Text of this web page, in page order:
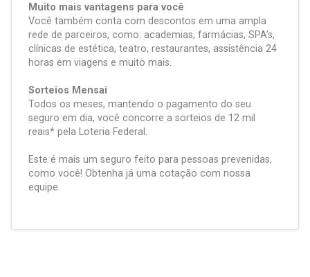
Muito mais vantagens para você
Você também conta com descontos em uma ampla
rede de parceiros, como: academias, farmácias, SPA’s,
clínicas de estética, teatro, restaurantes, assistência 24
horas em viagens e muito mais.
Sorteios Mensai
Todos os meses, mantendo o pagamento do seu
seguro em dia, você concorre a sorteios de 12 mil
reais* pela Loteria Federal.
Este é mais um seguro feito para pessoas prevenidas,
como você! Obtenha já uma cotação com nossa
equipe.